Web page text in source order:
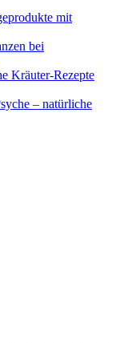
mit
bei
Kräuter-Rezepte
– natürliche